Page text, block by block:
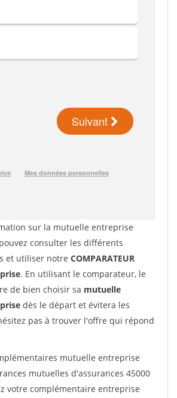
sur la mutuelle entreprise
consulter les différents
et utiliser notre COMPARATEUR
. En utilisant le comparateur, le
de bien choisir sa mutuelle
dès le départ et évitera les
pas à trouver l'offre qui répond
mutuelle entreprise
mutuelles d'assurances 45000
votre complémentaire entreprise